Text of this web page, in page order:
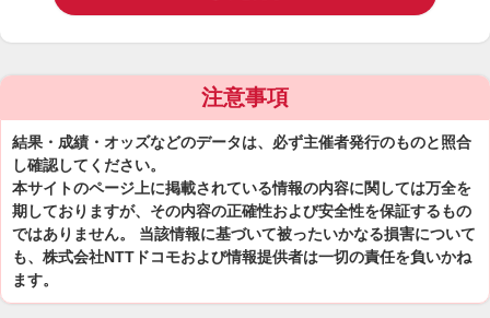
注意事項
結果・成績・オッズなどのデータは、必ず主催者発行のものと照合
し確認してください。
本サイトのページ上に掲載されている情報の内容に関しては万全を
期しておりますが、その内容の正確性および安全性を保証するもの
ではありません。 当該情報に基づいて被ったいかなる損害について
も、株式会社NTTドコモおよび情報提供者は一切の責任を負いかね
ます。